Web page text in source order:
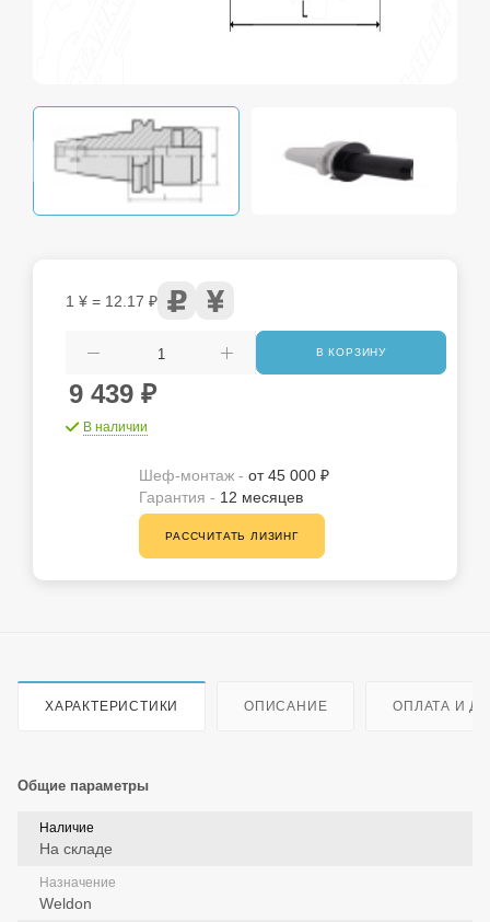
9 439 ₽
В наличии
1 ¥ = 12.17 ₽
В КОРЗИНУ
Шеф-монтаж - от 45 000 ₽
Гарантия - 12 месяцев
РАССЧИТАТЬ ЛИЗИНГ
ХАРАКТЕРИСТИКИ ОПИСАНИЕ ОПЛАТА И
Общие параметры
Наличие
На складе
Назначение
Weldon